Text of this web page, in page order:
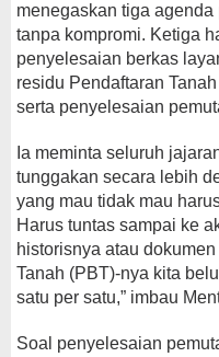
menegaskan tiga
tanpa kompromi. Ketiga
penyelesaian berkas
residu Pendaftaran
serta penyelesaian
Ia meminta seluruh
tunggakan secara lebih
yang mau tidak mau
Harus tuntas sampai ke
historisnya atau
Tanah (PBT)-nya kita
satu per satu,” imbau
Soal penyelesaian